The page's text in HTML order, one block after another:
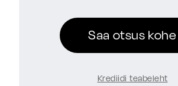
Saa otsus kohe
Krediidi teabeleht